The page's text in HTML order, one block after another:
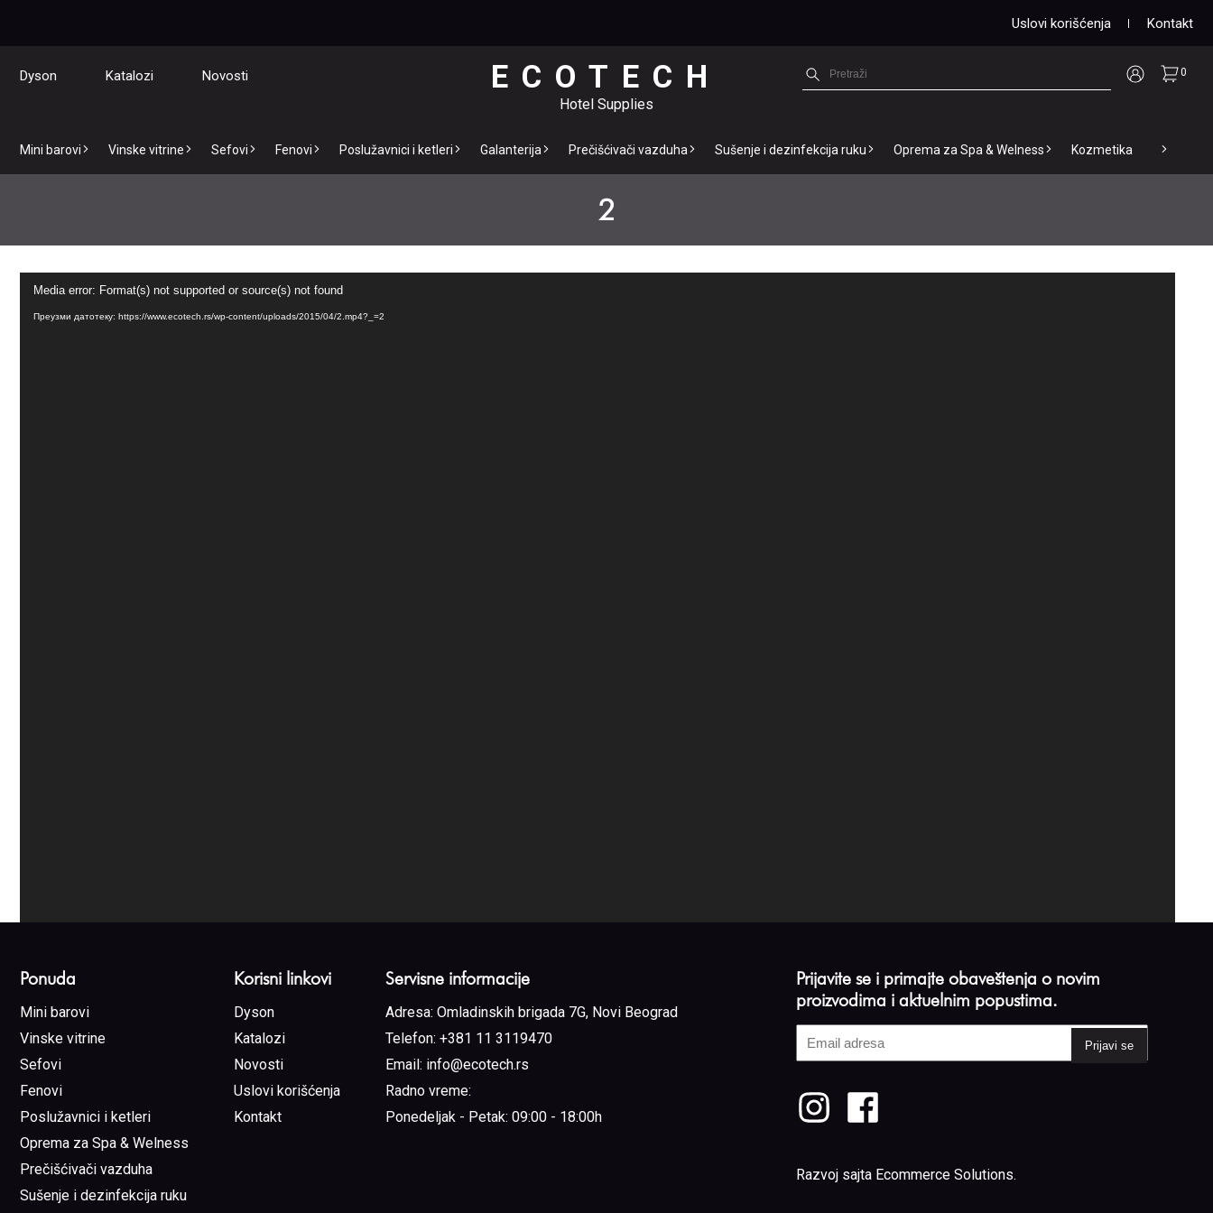
Uslovi korišćenja Kontakt
Dyson Katalozi Novosti ECOTECH
Hotel Supplies
0
Mini barovi Vinske vitrine Sefovi Fenovi Poslužavnici i ketleri Galanterija Prečišćivači vazduha Sušenje i dezinfekcija ruku Oprema za Spa & Welness Kozmetika
2
видео
записа
Media error: Format(s) not supported or source(s) not found
Преузми датотеку: https://www.ecotech.rs/wp-content/uploads/2015/04/2.mp4?_=2
Ponuda
Mini barovi
Vinske vitrine
Sefovi
Fenovi
Poslužavnici i ketleri
Oprema za Spa & Welness
Prečišćivači vazduha
Sušenje i dezinfekcija ruku
Korisni linkovi
Dyson
Katalozi
Novosti
Uslovi korišćenja
Kontakt
Servisne informacije
Adresa: Omladinskih brigada 7G, Novi Beograd
Telefon: +381 11 3119470
Email: info@ecotech.rs
Radno vreme:
Ponedeljak - Petak: 09:00 - 18:00h
Prijavite se i primajte obaveštenja o novim
proizvodima i aktuelnim popustima.
adresa
Razvoj sajta Ecommerce Solutions.